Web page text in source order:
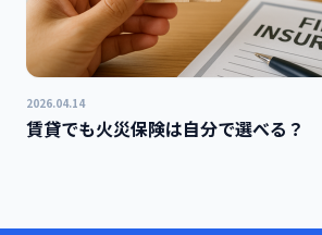
2026.04.14
賃貸でも火災保険は自分で選べる？